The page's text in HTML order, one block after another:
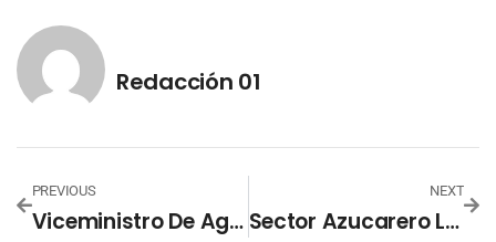
Redacción 01
PREVIOUS
Viceministro De Agricultura Presentó Resultados De La Campaña De Recolección Y Reciclaje De Envases Plásticos
NEXT
Sector Azucarero Lanza Campaña 2023 De «Prevención Del Trabajo Infantil»